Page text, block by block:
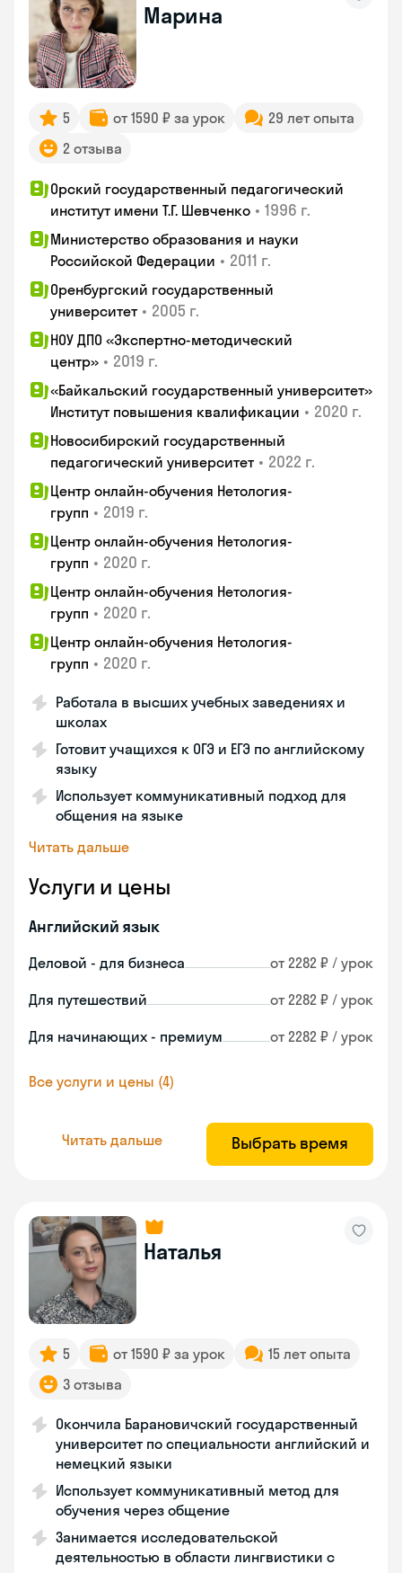
Марина
5 от 1590 ₽ за урок
29 лет опыта
2 отзыва
Орский государственный педагогический
институт имени Т.Г. Шевченко • 1996 г.
Министерство образования и науки
Российской Федерации • 2011 г.
Оренбургский государственный
университет • 2005 г.
НОУ ДПО «Экспертно-методический
центр» • 2019 г.
«Байкальский государственный университет»
Институт повышения квалификации • 2020 г.
Новосибирский государственный
педагогический университет • 2022 г.
Центр онлайн-обучения Нетология-
групп • 2019 г.
Центр онлайн-обучения Нетология-
групп • 2020 г.
Центр онлайн-обучения Нетология-
групп • 2020 г.
Центр онлайн-обучения Нетология-
групп • 2020 г.
Работала в высших учебных заведениях и
школах
Готовит учащихся к ОГЭ и ЕГЭ по английскому
языку
Использует коммуникативный подход для
общения на языке
Читать дальше
Услуги и цены
Английский язык
Деловой - для бизнеса от 2282 ₽ / урок
Для путешествий от 2282 ₽ / урок
Для начинающих - премиум от 2282 ₽ / урок
Все услуги и цены (4)
Читать дальше Выбрать время
Наталья
5 от 1590 ₽ за урок
15 лет опыта
3 отзыва
Окончила Барановичский государственный
университет по специальности английский и
немецкий языки
Использует коммуникативный метод для
обучения через общение
Занимается исследовательской
деятельностью в области лингвистики с